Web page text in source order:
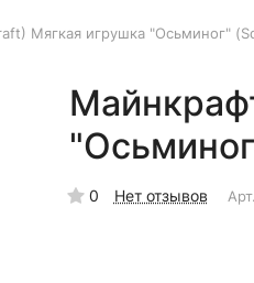
Мягкая игрушка "Осьминог"
0 Нет отзывов Арт.